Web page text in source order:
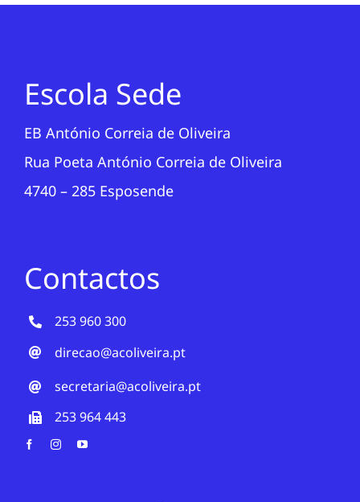
Escola Sede
EB António Correia de Oliveira
Rua Poeta António Correia de Oliveira
4740 – 285 Esposende
Contactos
253 960 300
direcao@acoliveira.pt
secretaria@acoliveira.pt
253 964 443